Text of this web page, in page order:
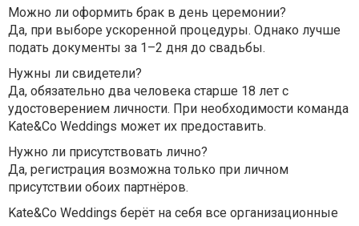
Можно ли оформить брак в день церемонии?
Да, при выборе ускоренной процедуры. Однако лучше
подать документы за 1–2 дня до свадьбы.
Нужны ли свидетели?
Да, обязательно два человека старше 18 лет с
удостоверением личности. При необходимости команда
Kate&Co Weddings может их предоставить.
Нужно ли присутствовать лично?
Да, регистрация возможна только при личном
присутствии обоих партнёров.
Kate&Co Weddings берёт на себя все организационные